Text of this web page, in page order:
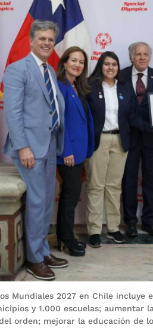
Mundiales 2027 en Chile
y 1.000 escuelas;
orden; mejorar la educación de